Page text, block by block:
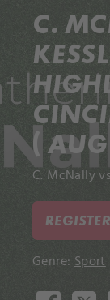
C.
(
C. McNally
Genre: Sport